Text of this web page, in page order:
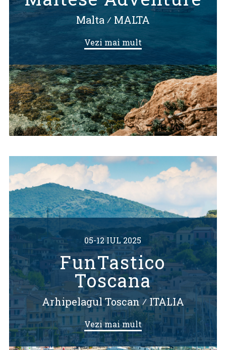
Malta⁄ MALTA
Vezi mai mult
05-12 IUL 2025
FunTastico
Toscana
Arhipelagul Toscan⁄ ITALIA
Vezi mai mult